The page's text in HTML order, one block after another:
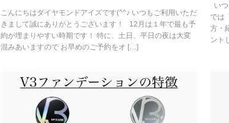
こんにちはダイヤモンドアイズです(^^♪ いつもご利用いただ
きまして誠にありがとうございます！ 12月は１年で最も予
約が埋まりやすい時期です！ 特に、土日、平日の夜は大変
混みあいますので お早めのご予約をオ […]
い
では
方・
ント